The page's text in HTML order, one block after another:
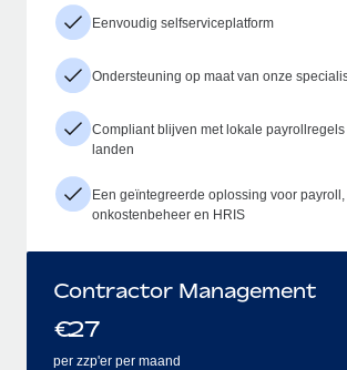
Eenvoudig selfserviceplatform
Ondersteuning op maat van onze
Compliant blijven met lokale
landen
Een geïntegreerde oplossing voor payroll,
onkostenbeheer en HRIS
Contractor Management
€27
per zzp'er per maand